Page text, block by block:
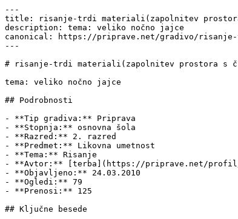
---
title: risanje-trdi materiali(zapolnitev
description: tema: veliko nočno jajce
canonical: https://priprave.net/gradivo/
---
# risanje-trdi materiali(zapolnitev prostora s
tema: veliko nočno jajce
## Podrobnosti
- **Tip gradiva:** Priprava
- **Stopnja:** osnovna šola
- **Razred:** 2. razred
- **Predmet:** Likovna umetnost
- **Tema:** Risanje
- **Avtor:** [terba](https://priprave.net/
- **Objavljeno:** 24.03.2010
- **Ogledi:** 79
- **Prenosi:** 125
## Ključne besede